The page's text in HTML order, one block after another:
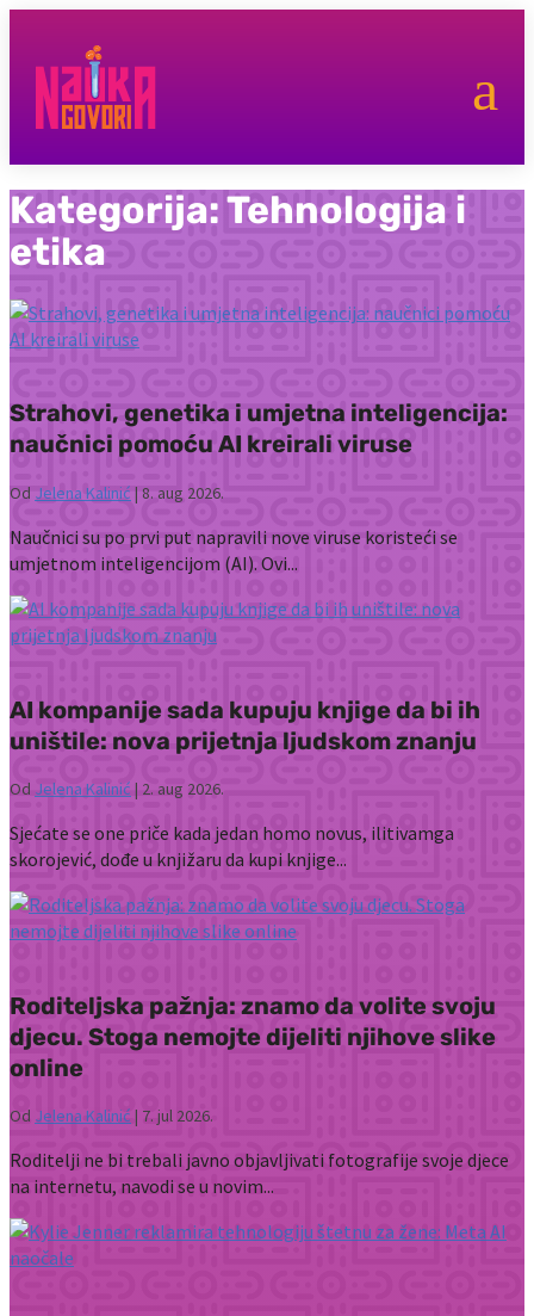
a
Kategorija:Tehnologija i
etika
Strahovi, genetika i umjetna inteligencija:
naučnici pomoću AI kreirali viruse
Od Jelena Kalinić | 8. aug 2026.
Naučnici su po prvi put napravili nove viruse koristeći se
umjetnom inteligencijom (AI). Ovi...
AI kompanije sada kupuju knjige da bi ih
uništile: nova prijetnja ljudskom znanju
Od Jelena Kalinić | 2. aug 2026.
Sjećate se one priče kada jedan homo novus, ilitivamga
skorojević, dođe u knjižaru da kupi knjige...
Roditeljska pažnja: znamo da volite svoju
djecu. Stoga nemojte dijeliti njihove slike
online
Od Jelena Kalinić | 7. jul 2026.
Roditelji ne bi trebali javno objavljivati fotografije svoje djece
na internetu, navodi se u novim...